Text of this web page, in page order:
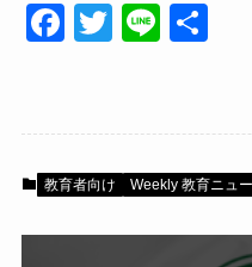
F
e
b
T
er
Li
教育者向け Weekly 教育ニュ